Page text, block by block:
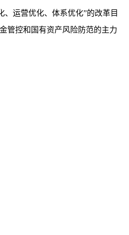
运营优化、体系优化”的改革目
管控和国有资产风险防范的主力